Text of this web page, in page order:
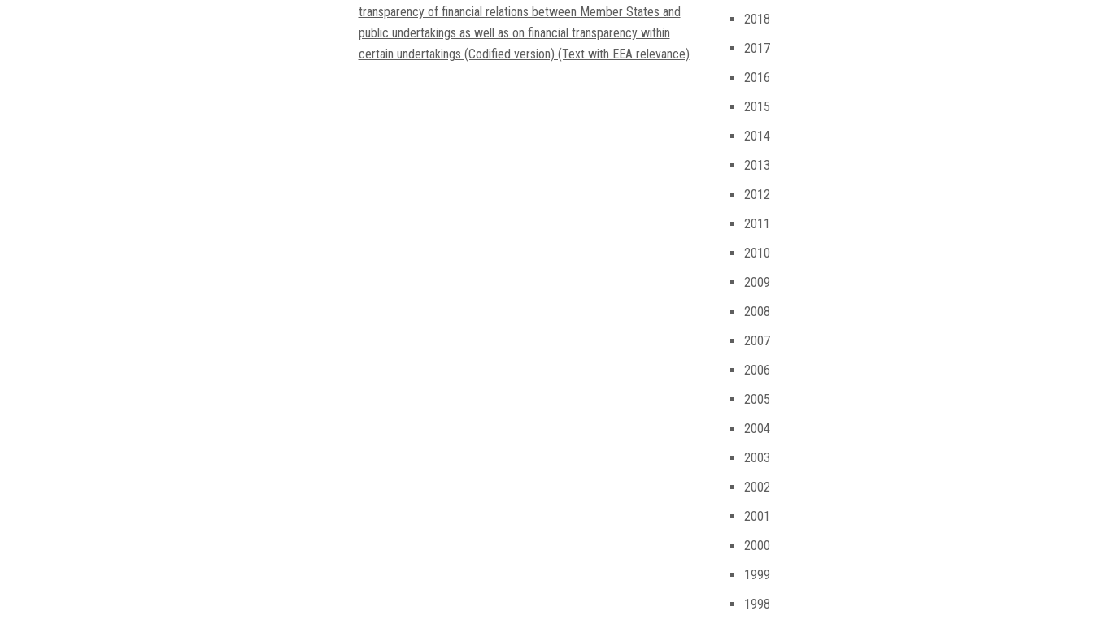
transparency of financial relations between Member States and
public undertakings as well as on financial transparency within
certain undertakings (Codified version) (Text with EEA relevance)
2018
2017
2016
2015
2014
2013
2012
2011
2010
2009
2008
2007
2006
2005
2004
2003
2002
2001
2000
1999
1998